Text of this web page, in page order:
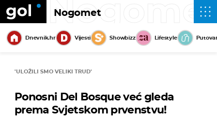
Nogomet
Dnevnik.hr Vijesti Showbizz Lifestyle
'ULOŽILI SMO VELIKI TRUD'
Ponosni Del Bosque već gleda
prema Svjetskom prvenstvu!